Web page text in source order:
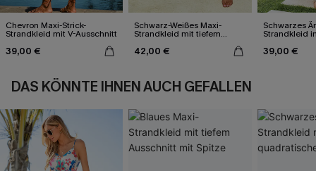
Chevron Maxi-Strick-
Strandkleid mit V-Ausschnitt
39,00 €
Schwarz-Weißes Maxi-
Strandkleid mit tiefem
42,00 €
Schwarzes
Strandkleid
39,00 €
DAS KÖNNTE IHNEN AUCH GEFALLEN